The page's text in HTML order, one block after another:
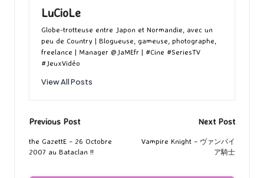
o
k
o
n
g
er
LuCioLe
Globe-trotteuse entre Japon et Normandie, avec un
peu de Country | Blogueuse, gameuse, photographe,
freelance | Manager @JaMEfr | #Cine #SeriesTV
#JeuxVidéo
View All Posts
Post
navigation
Previous Post
the GazettE – 26 Octobre
2007 au Bataclan !!
Next Post
Vampire Knight – ヴァンパイ
ア騎士